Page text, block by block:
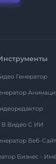
Генератор
В Видео С ИИ
Веб-
Бизнес -